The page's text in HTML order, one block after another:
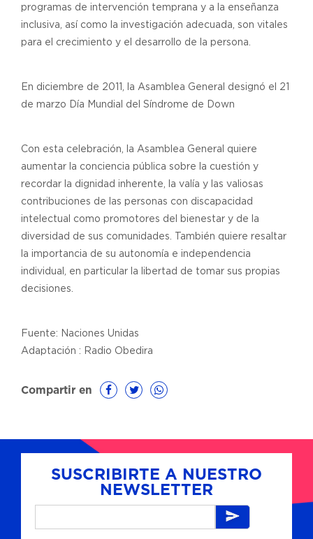
programas de intervención temprana y a la enseñanza
inclusiva, así como la investigación adecuada, son vitales
para el crecimiento y el desarrollo de la persona.
En diciembre de 2011, la Asamblea General designó el 21
de marzo Día Mundial del Síndrome de Down
Con esta celebración, la Asamblea General quiere
aumentar la conciencia pública sobre la cuestión y
recordar la dignidad inherente, la valía y las valiosas
contribuciones de las personas con discapacidad
intelectual como promotores del bienestar y de la
diversidad de sus comunidades. También quiere resaltar
la importancia de su autonomía e independencia
individual, en particular la libertad de tomar sus propias
decisiones.
Fuente: Naciones Unidas
Adaptación : Radio Obedira
Compartir en
SUSCRIBIRTE A NUESTRO
NEWSLETTER